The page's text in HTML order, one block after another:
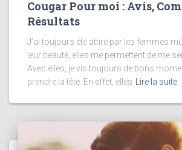
Cougar Pour moi : Avis,
Résultats
J’ai toujours été attiré par les femmes
leur beauté, elles me permettent de me
Avec elles, je vis toujours de bons
prendre la tête. En effet, elles
Lire la suite